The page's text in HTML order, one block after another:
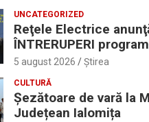
UNCATEGORIZED
Reţele Electrice
ÎNTRERUPERI
5 august 2026 Ştirea
CULTURĂ
Șezătoare de vară la
Județean Ialomița